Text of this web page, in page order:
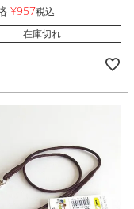
¥957税込
在庫切れ